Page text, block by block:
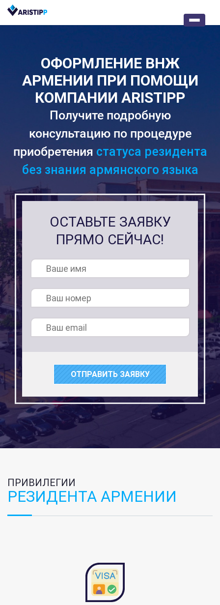
ОФОРМЛЕНИЕ ВНЖ
АРМЕНИИ ПРИ ПОМОЩИ
КОМПАНИИ ARISTIPP
Получите подробную
консультацию по процедуре
приобретения статуса резидента
без знания армянского языка
ОСТАВЬТЕ ЗАЯВКУ
ПРЯМО СЕЙЧАС!
ОТПРАВИТЬ ЗАЯВКУ
ПРИВИЛЕГИИ
РЕЗИДЕНТА АРМЕНИИ